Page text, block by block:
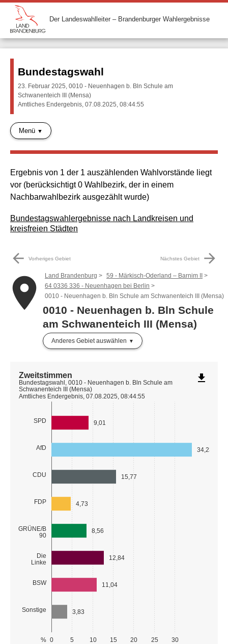
Der Landeswahlleiter – Brandenburger Wahlergebnisse
Bundestagswahl
23. Februar 2025, 0010 - Neuenhagen b. Bln Schule am
Schwanenteich III (Mensa)
Amtliches Endergebnis, 07.08.2025, 08:44:55
Menü
Ergebnis von 1 der 1 auszählenden Wahlvorstände liegt
vor (berücksichtigt 0 Wahlbezirk, der in einem
Nachbarwahlbezirk ausgezählt wurde)
Bundestagswahlergebnisse nach Landkreisen und
kreisfreien Städten
arrow_back Vorheriges Gebiet Nächstes Gebiet arrow_forward
place Land Brandenburg
59 - Märkisch-Oderland – Barnim II
64 0336 336 - Neuenhagen bei Berlin
0010 - Neuenhagen b. Bln Schule am Schwanenteich III (Mensa)
0010 - Neuenhagen b. Bln Schule
am Schwanenteich III (Mensa)
Anderes Gebiet auswählen
SPD
AfD
CDU
FDP
GRÜNE/B
90
Die
Linke
BSW
Sonstige
0 5 10 15 20 25 30
%
9,01
34,23
15,77
4,73
8,56
12,84
11,04
3,83
Zweitstimmen
Bundestagswahl, 0010 - Neuenhagen b. Bln Schule am
Schwanenteich III (Mensa)
Amtliches Endergebnis, 07.08.2025, 08:44:55
file_download